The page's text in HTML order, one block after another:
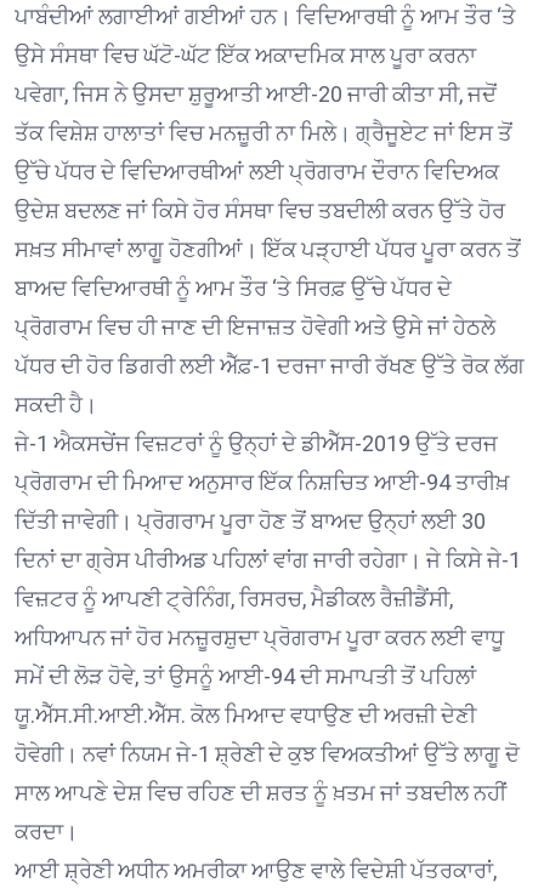
ਪਾਬੰਦੀਆਂ ਲਗਾਈਆਂ ਗਈਆਂ ਹਨ। ਵਿਦਿਆਰਥੀ ਨੂੰ ਆਮ ਤੌਰ ‘ਤੇ
ਉਸੇ ਸੰਸਥਾ ਵਿਚ ਘੱਟੋ-ਘੱਟ ਇੱਕ ਅਕਾਦਮਿਕ ਸਾਲ ਪੂਰਾ ਕਰਨਾ
ਪਵੇਗਾ, ਜਿਸ ਨੇ ਉਸਦਾ ਸ਼ੁਰੂਆਤੀ ਆਈ-20 ਜਾਰੀ ਕੀਤਾ ਸੀ, ਜਦੋਂ
ਤੱਕ ਵਿਸ਼ੇਸ਼ ਹਾਲਾਤਾਂ ਵਿਚ ਮਨਜ਼ੂਰੀ ਨਾ ਮਿਲੇ। ਗ੍ਰੈਜੂਏਟ ਜਾਂ ਇਸ ਤੋਂ
ਉੱਚੇ ਪੱਧਰ ਦੇ ਵਿਦਿਆਰਥੀਆਂ ਲਈ ਪ੍ਰੋਗਰਾਮ ਦੌਰਾਨ ਵਿਦਿਅਕ
ਉਦੇਸ਼ ਬਦਲਣ ਜਾਂ ਕਿਸੇ ਹੋਰ ਸੰਸਥਾ ਵਿਚ ਤਬਦੀਲੀ ਕਰਨ ਉੱਤੇ ਹੋਰ
ਸਖ਼ਤ ਸੀਮਾਵਾਂ ਲਾਗੂ ਹੋਣਗੀਆਂ। ਇੱਕ ਪੜ੍ਹਾਈ ਪੱਧਰ ਪੂਰਾ ਕਰਨ ਤੋਂ
ਬਾਅਦ ਵਿਦਿਆਰਥੀ ਨੂੰ ਆਮ ਤੌਰ ‘ਤੇ ਸਿਰਫ਼ ਉੱਚੇ ਪੱਧਰ ਦੇ
ਪ੍ਰੋਗਰਾਮ ਵਿਚ ਹੀ ਜਾਣ ਦੀ ਇਜਾਜ਼ਤ ਹੋਵੇਗੀ ਅਤੇ ਉਸੇ ਜਾਂ ਹੇਠਲੇ
ਪੱਧਰ ਦੀ ਹੋਰ ਡਿਗਰੀ ਲਈ ਐੱਫ਼-1 ਦਰਜਾ ਜਾਰੀ ਰੱਖਣ ਉੱਤੇ ਰੋਕ ਲੱਗ
ਸਕਦੀ ਹੈ।
ਜੇ-1 ਐਕਸਚੇਂਜ ਵਿਜ਼ਟਰਾਂ ਨੂੰ ਉਨ੍ਹਾਂ ਦੇ ਡੀਐੱਸ-2019 ਉੱਤੇ ਦਰਜ
ਪ੍ਰੋਗਰਾਮ ਦੀ ਮਿਆਦ ਅਨੁਸਾਰ ਇੱਕ ਨਿਸ਼ਚਿਤ ਆਈ-94 ਤਾਰੀਖ਼
ਦਿੱਤੀ ਜਾਵੇਗੀ। ਪ੍ਰੋਗਰਾਮ ਪੂਰਾ ਹੋਣ ਤੋਂ ਬਾਅਦ ਉਨ੍ਹਾਂ ਲਈ 30
ਦਿਨਾਂ ਦਾ ਗ੍ਰੇਸ ਪੀਰੀਅਡ ਪਹਿਲਾਂ ਵਾਂਗ ਜਾਰੀ ਰਹੇਗਾ। ਜੇ ਕਿਸੇ ਜੇ-1
ਵਿਜ਼ਟਰ ਨੂੰ ਆਪਣੀ ਟ੍ਰੇਨਿੰਗ, ਰਿਸਰਚ, ਮੈਡੀਕਲ ਰੈਜ਼ੀਡੈਂਸੀ,
ਅਧਿਆਪਨ ਜਾਂ ਹੋਰ ਮਨਜ਼ੂਰਸ਼ੁਦਾ ਪ੍ਰੋਗਰਾਮ ਪੂਰਾ ਕਰਨ ਲਈ ਵਾਧੂ
ਸਮੇਂ ਦੀ ਲੋੜ ਹੋਵੇ, ਤਾਂ ਉਸਨੂੰ ਆਈ-94 ਦੀ ਸਮਾਪਤੀ ਤੋਂ ਪਹਿਲਾਂ
ਯੂ.ਐੱਸ.ਸੀ.ਆਈ.ਐੱਸ. ਕੋਲ ਮਿਆਦ ਵਧਾਉਣ ਦੀ ਅਰਜ਼ੀ ਦੇਣੀ
ਹੋਵੇਗੀ। ਨਵਾਂ ਨਿਯਮ ਜੇ-1 ਸ਼੍ਰੇਣੀ ਦੇ ਕੁਝ ਵਿਅਕਤੀਆਂ ਉੱਤੇ ਲਾਗੂ ਦੋ
ਸਾਲ ਆਪਣੇ ਦੇਸ਼ ਵਿਚ ਰਹਿਣ ਦੀ ਸ਼ਰਤ ਨੂੰ ਖ਼ਤਮ ਜਾਂ ਤਬਦੀਲ ਨਹੀਂ
ਕਰਦਾ।
ਆਈ ਸ਼੍ਰੇਣੀ ਅਧੀਨ ਅਮਰੀਕਾ ਆਉਣ ਵਾਲੇ ਵਿਦੇਸ਼ੀ ਪੱਤਰਕਾਰਾਂ,